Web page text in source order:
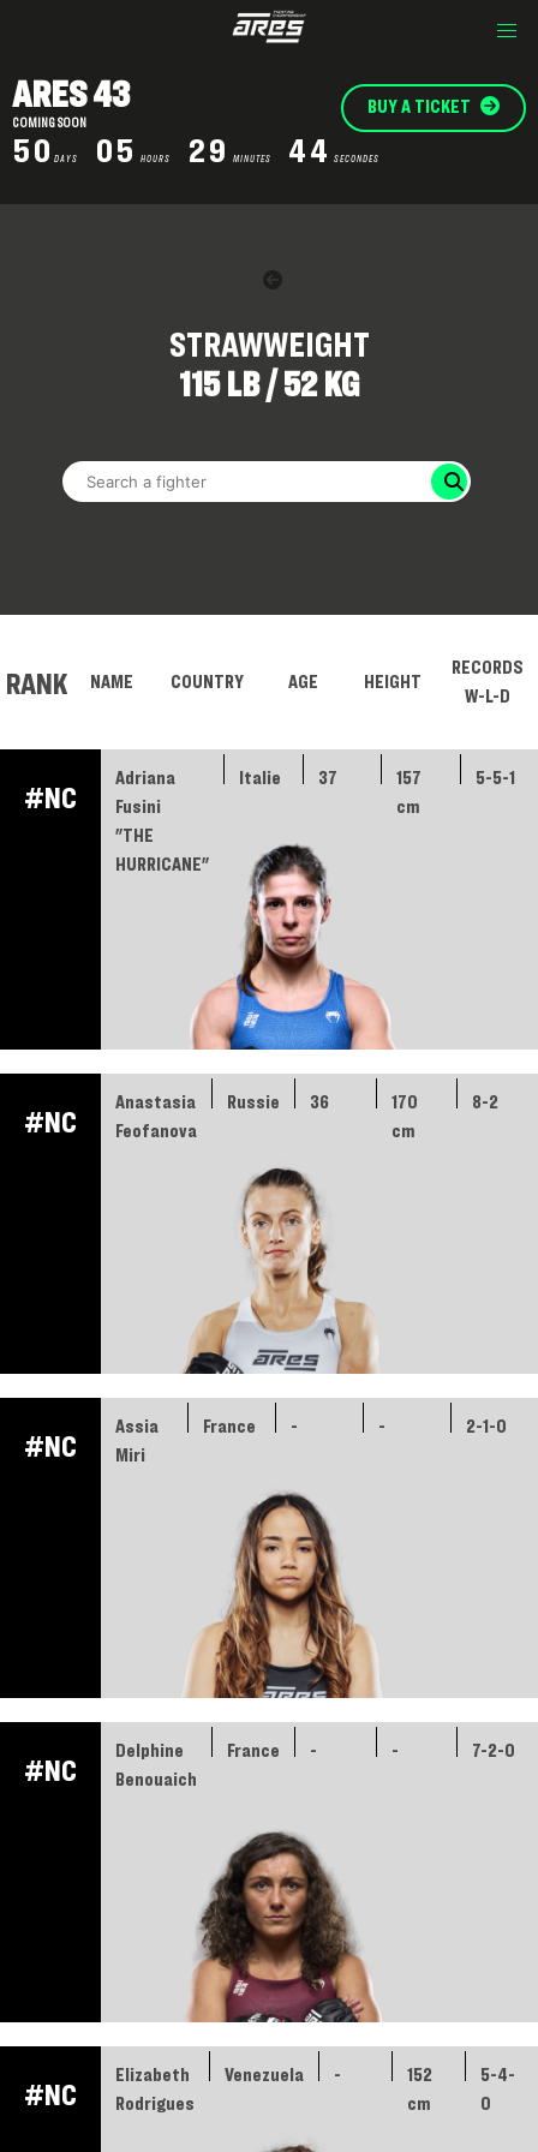
ARES 43
COMING SOON
50 DAYS 05 HOURS 29 MINUTES 43 SECONDES
BUY A TICKET
STRAWWEIGHT
115 LB / 52 KG
RANK NAME COUNTRY AGE HEIGHT
RECORDS
W-L-D
#NC
Adriana
Fusini
"THE
HURRICANE"
Italie 37
157
cm
5-5-1
#NC
Anastasia
Feofanova
Russie 36
170
cm
8-2
#NC
Assia
Miri
France - - 2-1-0
#NC
Delphine
Benouaich
France - - 7-2-0
#NC
Elizabeth
Rodrigues
Venezuela -
152
cm
5-4-
0